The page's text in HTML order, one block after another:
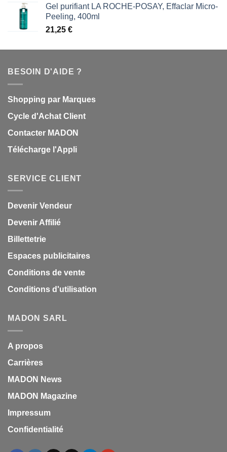
Gel purifiant LA ROCHE-POSAY, Effaclar Micro-
Peeling, 400ml
21,25 €
BESOIN D'AIDE ?
Shopping par Marques
Cycle d'Achat Client
Contacter MADON
Télécharge l'Appli
SERVICE CLIENT
Devenir Vendeur
Devenir Affilié
Billettetrie
Espaces publicitaires
Conditions de vente
Conditions d'utilisation
MADON SARL
A propos
Carrières
MADON News
MADON Magazine
Impressum
Confidentialité